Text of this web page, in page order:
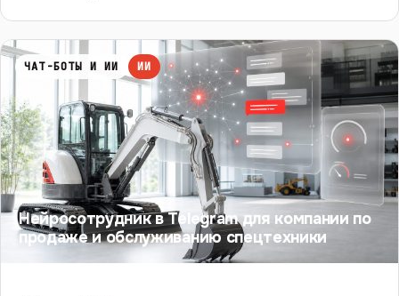
ЧАТ-БОТЫ И ИИ ИИ
Нейросотрудник в Telegram для компании по
продаже и обслуживанию спецтехники